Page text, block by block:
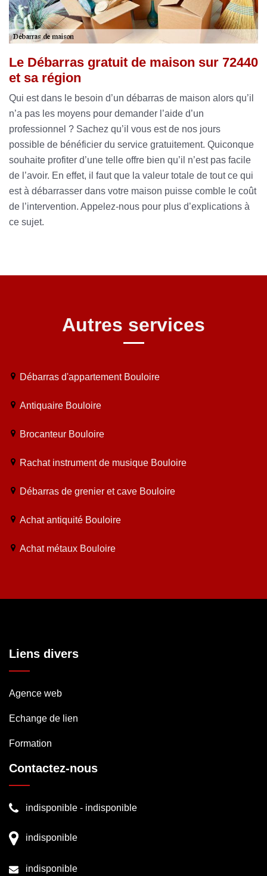
Le Débarras gratuit de maison sur 72440
et sa région
Qui est dans le besoin d’un débarras de maison alors qu’il
n’a pas les moyens pour demander l’aide d’un
professionnel ? Sachez qu’il vous est de nos jours
possible de bénéficier du service gratuitement. Quiconque
souhaite profiter d’une telle offre bien qu’il n’est pas facile
de l’avoir. En effet, il faut que la valeur totale de tout ce qui
est à débarrasser dans votre maison puisse comble le coût
de l’intervention. Appelez-nous pour plus d’explications à
ce sujet.
Autres services
Débarras d'appartement Bouloire
Antiquaire Bouloire
Brocanteur Bouloire
Rachat instrument de musique Bouloire
Débarras de grenier et cave Bouloire
Achat antiquité Bouloire
Achat métaux Bouloire
Liens divers
Agence web
Echange de lien
Formation
Contactez-nous
indisponible - indisponible
indisponible
indisponible